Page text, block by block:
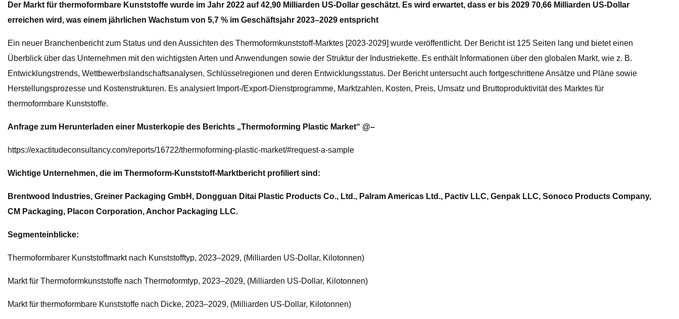
Der Markt für thermoformbare Kunststoffe wurde im Jahr 2022 auf 42,90 Milliarden US-Dollar geschätzt. Es wird erwartet, dass er bis 2029 70,66 Milliarden US-Dollar
erreichen wird, was einem jährlichen Wachstum von 5,7 % im Geschäftsjahr 2023–2029 entspricht
Ein neuer Branchenbericht zum Status und den Aussichten des Thermoformkunststoff-Marktes [2023-2029] wurde veröffentlicht. Der Bericht ist 125 Seiten lang und bietet einen
Überblick über das Unternehmen mit den wichtigsten Arten und Anwendungen sowie der Struktur der Industriekette. Es enthält Informationen über den globalen Markt, wie z. B.
Entwicklungstrends, Wettbewerbslandschaftsanalysen, Schlüsselregionen und deren Entwicklungsstatus. Der Bericht untersucht auch fortgeschrittene Ansätze und Pläne sowie
Herstellungsprozesse und Kostenstrukturen. Es analysiert Import-/Export-Dienstprogramme, Marktzahlen, Kosten, Preis, Umsatz und Bruttoproduktivität des Marktes für
thermoformbare Kunststoffe.
Anfrage zum Herunterladen einer Musterkopie des Berichts „Thermoforming Plastic Market“ @–
https://exactitudeconsultancy.com/reports/16722/thermoforming-plastic-market/#request-a-sample
Wichtige Unternehmen, die im Thermoform-Kunststoff-Marktbericht profiliert sind:
Brentwood Industries, Greiner Packaging GmbH, Dongguan Ditai Plastic Products Co., Ltd., Palram Americas Ltd., Pactiv LLC, Genpak LLC, Sonoco Products Company,
CM Packaging, Placon Corporation, Anchor Packaging LLC.
Segmenteinblicke:
Thermoformbarer Kunststoffmarkt nach Kunststofftyp, 2023–2029, (Milliarden US-Dollar, Kilotonnen)
Markt für Thermoformkunststoffe nach Thermoformtyp, 2023–2029, (Milliarden US-Dollar, Kilotonnen)
Markt für thermoformbare Kunststoffe nach Dicke, 2023–2029, (Milliarden US-Dollar, Kilotonnen)